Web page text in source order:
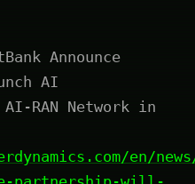
Announce
AI
AI-RAN Network in
en/